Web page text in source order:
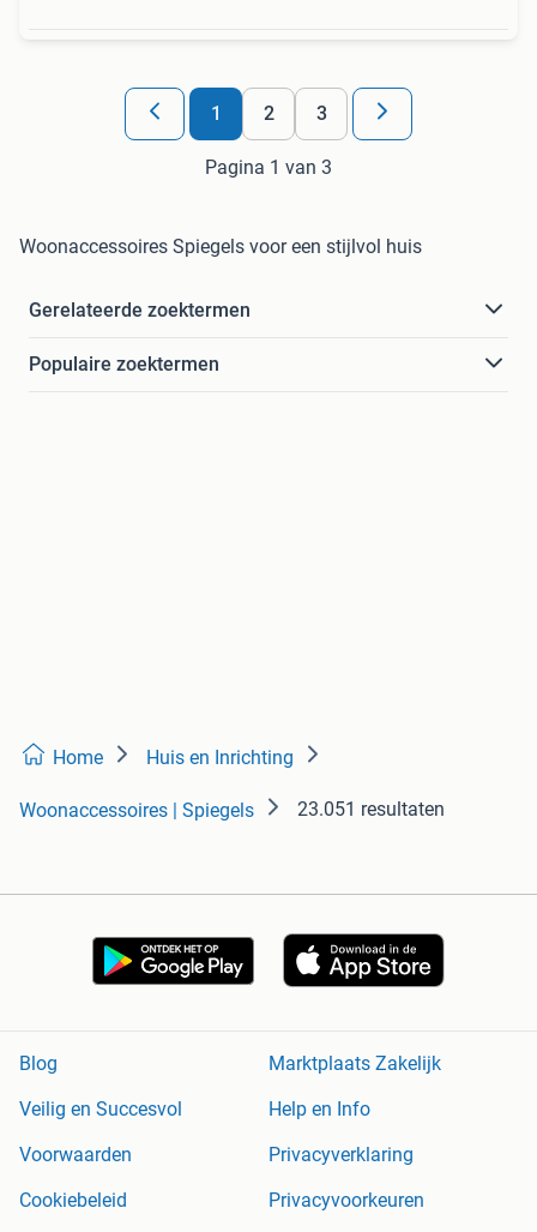
1 2 3
Pagina 1 van 3
Woonaccessoires Spiegels voor een stijlvol huis
Gerelateerde zoektermen
Populaire zoektermen
Home Huis en Inrichting
Woonaccessoires | Spiegels 23.051 resultaten
Blog
Marktplaats Zakelijk
Veilig en Succesvol
Help en Info
Voorwaarden
Privacyverklaring
Cookiebeleid
Privacyvoorkeuren